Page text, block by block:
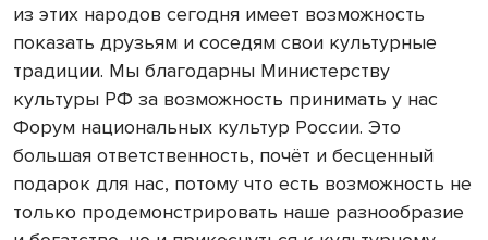
из этих народов сегодня имеет возможность
показать друзьям и соседям свои культурные
традиции. Мы благодарны Министерству
культуры РФ за возможность принимать у нас
Форум национальных культур России. Это
большая ответственность, почёт и бесценный
подарок для нас, потому что есть возможность не
только продемонстрировать наше разнообразие